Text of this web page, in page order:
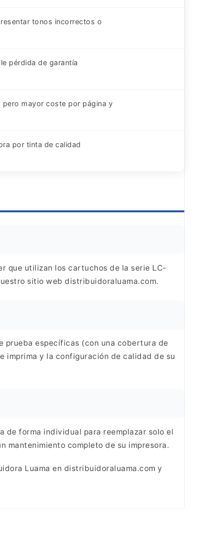
tonos incorrectos o
pérdida de garantía
pero mayor coste por página y
por tinta de calidad
que utilizan los cartuchos de la serie LC-
sitio web distribuidoraluama.com.
prueba específicas (con una cobertura de
imprima y la configuración de calidad de su
de forma individual para reemplazar solo el
mantenimiento completo de su impresora.
Luama en distribuidoraluama.com y